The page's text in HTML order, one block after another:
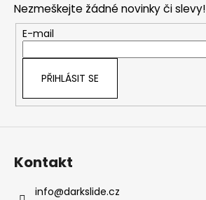
p
r
v
k
ý
Nezmeškejte žádné novinky či slevy!
E-mail
PŘIHLÁSIT SE
Kontakt
info@darkslide.cz